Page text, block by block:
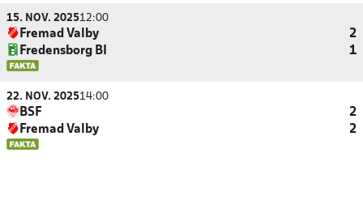
15. NOV. 202512:00
Fremad Valby
2
Fredensborg BI
1
22. NOV. 202514:00
BSF
2
Fremad Valby
2